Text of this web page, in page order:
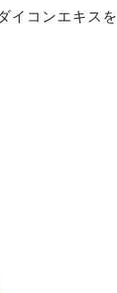
イコンエキスを